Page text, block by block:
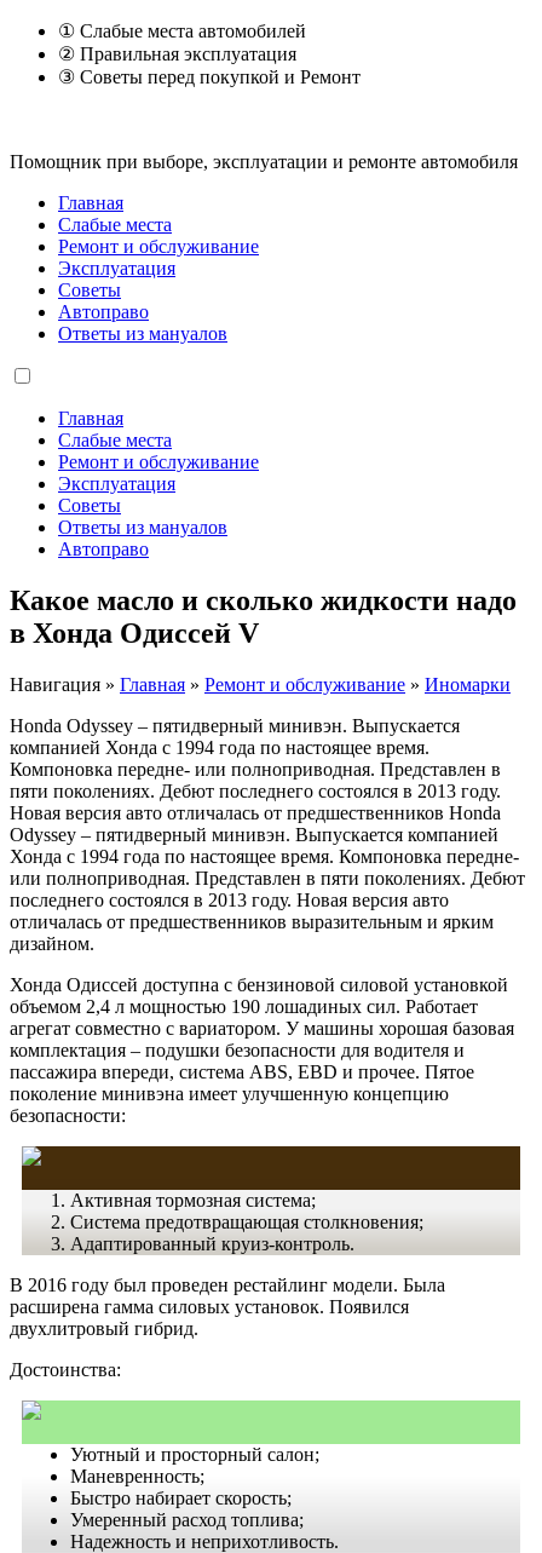
① Слабые места автомобилей
② Правильная эксплуатация
③ Советы перед покупкой и Ремонт
Помощник при выборе, эксплуатации и ремонте автомобиля
Главная
Слабые места
Ремонт и обслуживание
Эксплуатация
Советы
Автоправо
Ответы из мануалов
Главная
Слабые места
Ремонт и обслуживание
Эксплуатация
Советы
Ответы из мануалов
Автоправо
Какое масло и сколько жидкости надо
в Хонда Одиссей V
Навигация » Главная » Ремонт и обслуживание » Иномарки
Honda Odyssey – пятидверный минивэн. Выпускается
компанией Хонда с 1994 года по настоящее время.
Компоновка передне- или полноприводная. Представлен в
пяти поколениях. Дебют последнего состоялся в 2013 году.
Новая версия авто отличалась от предшественников Honda
Odyssey – пятидверный минивэн. Выпускается компанией
Хонда с 1994 года по настоящее время. Компоновка передне-
или полноприводная. Представлен в пяти поколениях. Дебют
последнего состоялся в 2013 году. Новая версия авто
отличалась от предшественников выразительным и ярким
дизайном.
Хонда Одиссей доступна с бензиновой силовой установкой
объемом 2,4 л мощностью 190 лошадиных сил. Работает
агрегат совместно с вариатором. У машины хорошая базовая
комплектация – подушки безопасности для водителя и
пассажира впереди, система ABS, EBD и прочее. Пятое
поколение минивэна имеет улучшенную концепцию
безопасности:
Активная тормозная система;
Система предотвращающая столкновения;
Адаптированный круиз-контроль.
В 2016 году был проведен рестайлинг модели. Была
расширена гамма силовых установок. Появился
двухлитровый гибрид.
Достоинства:
Уютный и просторный салон;
Маневренность;
Быстро набирает скорость;
Умеренный расход топлива;
Надежность и неприхотливость.